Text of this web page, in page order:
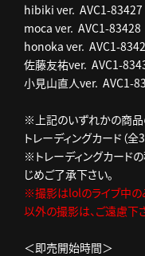
hibiki ver. AVC1-83427
moca ver. AVC1-83428
honoka ver. AVC1-
佐藤友祐ver. AVC1-
小見山直人ver. AVC1-
※上記のいずれかの商品
トレーディングカード（
※トレーディングカード
じめご了承下さい。
※撮影はlolのライブ中の
以外の撮影は、ご遠慮下
＜即売開始時間＞